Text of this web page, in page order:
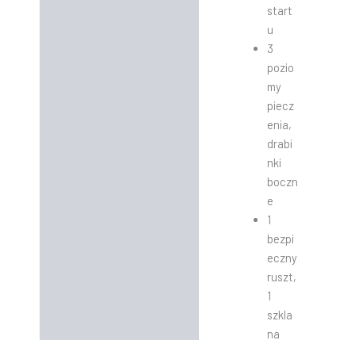
start
u
3
pozio
my
piecz
enia,
drabi
nki
boczn
e
1
bezpi
eczny
ruszt,
1
szkla
na